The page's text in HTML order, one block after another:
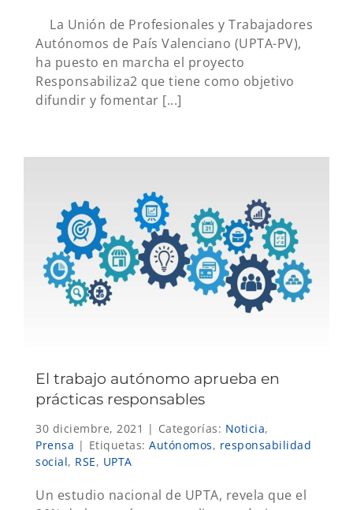
La Unión de Profesionales y Trabajadores
Autónomos de País Valenciano (UPTA-PV),
ha puesto en marcha el proyecto
Responsabiliza2 que tiene como objetivo
difundir y fomentar [...]
El trabajo autónomo aprueba en
prácticas responsables
30 diciembre, 2021 | Categorías: Noticia,
Prensa | Etiquetas: Autónomos, responsabilidad
social, RSE, UPTA
Un estudio nacional de UPTA, revela que el